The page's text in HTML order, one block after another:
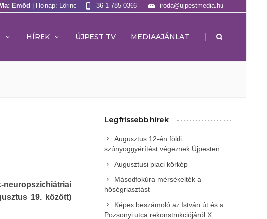
Ma: Emõd | Holnap: Lörinc iroda@ujpestmedia.hu
36-1-785-0366
HÍREK ÚJPEST TV MEDIAAJÁNLAT |
19. között)
Legfrissebb hírek
Augusztus 12-én földi
szúnyoggyérítést végeznek Újpesten
Augusztusi piaci körkép
Másodfokúra mérsékelték a
hőségriasztást
Képes beszámoló az István út és a
Pozsonyi utca rekonstrukciójáról X.